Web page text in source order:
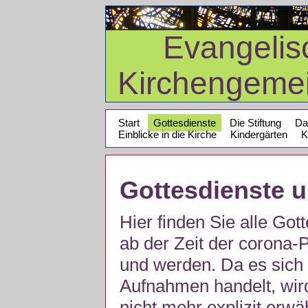
Start Gottesdienste Die Stiftung
Einblicke in die Kirche
Kindergärten
Gottesdienste
Hier finden Sie alle
ab der Zeit der corona-
und werden. Da es
Aufnahmen handelt,